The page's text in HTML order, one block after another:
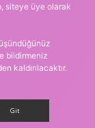
siteye üye olarak
bildirmeniz
kaldırılacaktır.